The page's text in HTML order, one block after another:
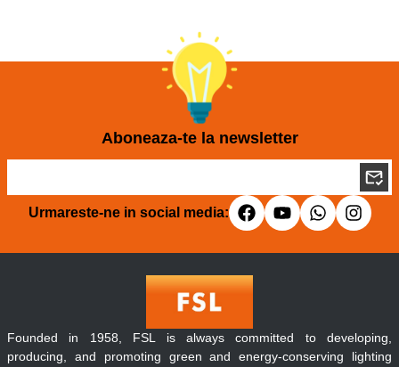
Aboneaza-te la newsletter
Urmareste-ne in social media:
Founded in 1958, FSL is always committed to developing,
producing, and promoting green and energy-conserving lighting